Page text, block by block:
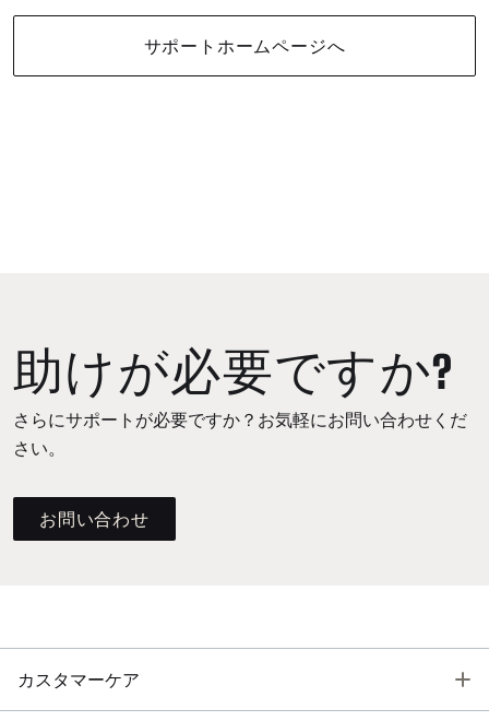
サポートホームページへ
助けが必要ですか?
さらにサポートが必要ですか？お気軽にお問い合わせくだ
さい。
お問い合わせ
カスタマーケア